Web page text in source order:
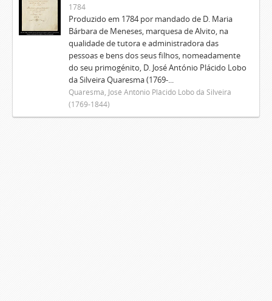
1784
Produzido em 1784 por mandado de D. Maria
Bárbara de Meneses, marquesa de Alvito, na
qualidade de tutora e administradora das
pessoas e bens dos seus filhos, nomeadamente
do seu primogénito, D. José António Plácido Lobo
da Silveira Quaresma (1769-...
Quaresma, José António Plácido Lobo da Silveira
(1769-1844)